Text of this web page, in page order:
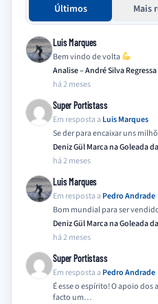
Últimos Mais
Luis Marques
Bem vindo de volta
Analise – André Silva
há 2 meses
Super Portistass
Em resposta a Luis Marques
Se der para encaixar uns
Deniz Gül Marca na Goleada
há 2 meses
Luis Marques
Em resposta a Pedro Andrade
Bom mundial para ser
Deniz Gül Marca na Goleada
há 2 meses
Super Portistass
Em resposta a Pedro Andrade
É esse o espírito! O apoio
facto um…